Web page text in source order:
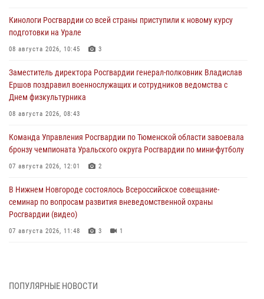
Кинологи Росгвардии со всей страны приступили к новому курсу
подготовки на Урале
08 августа 2026, 10:45 3
Заместитель директора Росгвардии генерал-полковник Владислав
Ершов поздравил военнослужащих и сотрудников ведомства с
Днем физкультурника
08 августа 2026, 08:43
Команда Управления Росгвардии по Тюменской области завоевала
бронзу чемпионата Уральского округа Росгвардии по мини-футболу
07 августа 2026, 12:01 2
В Нижнем Новгороде состоялось Всероссийское совещание-
семинар по вопросам развития вневедомственной охраны
Росгвардии (видео)
07 августа 2026, 11:48 3 1
07 августа 2026, 10:57 5
ПОПУЛЯРНЫЕ НОВОСТИ